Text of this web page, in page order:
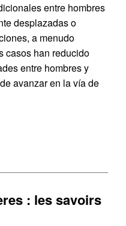
entre hombres
desplazadas o
a menudo
casos han reducido
entre hombres y
avanzar en la vía de
: les savoirs